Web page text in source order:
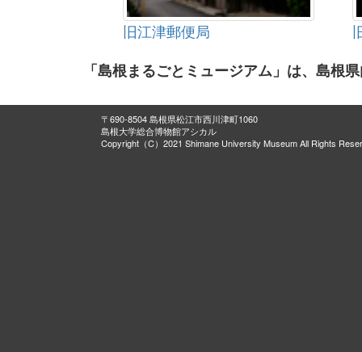
旧江津郵便局
「島根まるごとミュージアム」は、島根
〒690-8504 島根県松江市西川津町1060
島根大学総合博物館アシカル
Copyright（C）2021 Shimane University Museum All Rights